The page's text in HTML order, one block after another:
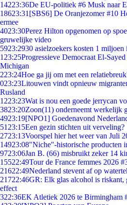
14223:36De EU-politiek #6 Musk naar
18623:31 [SBS6] De Oranjezomer #10
ermee
4023:30Perez Hilton opgenomen op
gruwelijke video
5923:2930 asielzoekers kosten 1
1 23:25Progressieve Democraat El-
Michigan
223:24Hoe ga jij om met een
023:23Litouwen vindt opnieuw
Rusland
1223:23Wat is nou een goede jerrycan
3823:20Zoon(11) onderneemt werkelijk
4923:19[NPO1] Goedenavond
51 23:15Een gezin stichten uit verveling?
2723:13Voorspel hier het weer van Juli
14923:08"Niche"-historische producten
9723:06Jan B. (66) misbruikt zeker 14
15522:49Tour de France femmes 2026
21622:49Nederland stevent af op
21722:46GR: Elk glas alcohol is riskant,
effect
322:36EK Atletiek 2026 te Birmingham